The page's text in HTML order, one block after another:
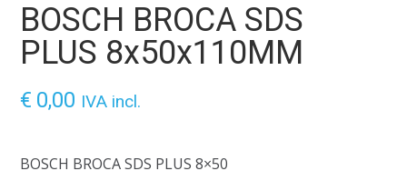
BOSCH BROCA SDS
PLUS 8x50x110MM
€ 0,00 IVA incl.
BOSCH BROCA SDS PLUS 8×50